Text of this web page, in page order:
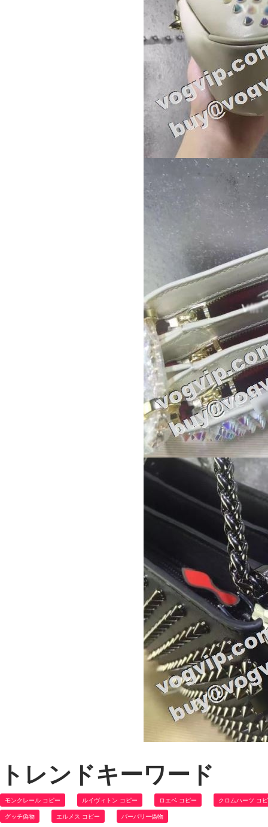
トレンドキーワード
モンクレール コピー ルイヴィトン コピー ロエベ コピー クロムハーツ コ
グッチ偽物 エルメス コピー バーバリー偽物